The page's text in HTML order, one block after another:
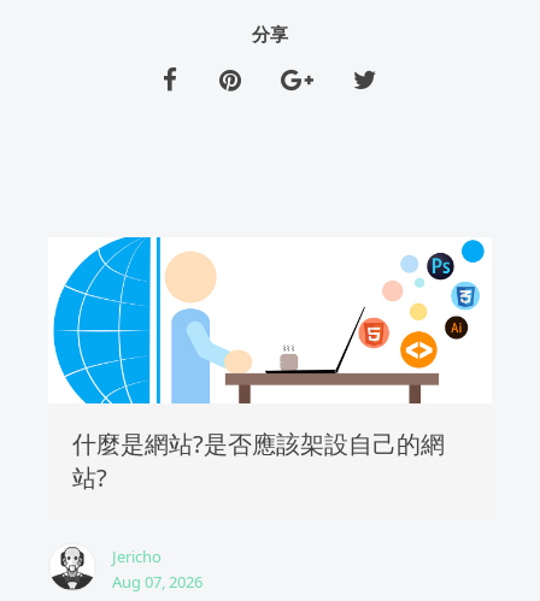
分享
什麼是網站?是否應該架設自己的網
站?
Jericho
Aug 07, 2026